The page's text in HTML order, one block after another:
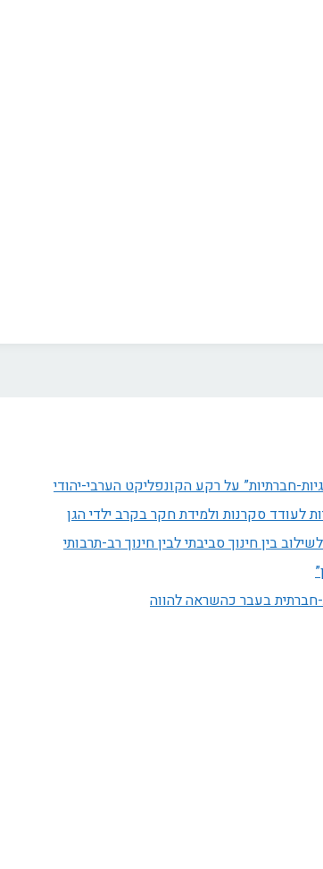
חברתיות” על רקע הקונפליקט הערבי-יהודי
לעודד סקרנות ולמידת חקר בקרב ילדי הגן
בין חינוך סביבתי לבין חינוך רב-תרבותי
חברתית בעבר כהשראה להווה